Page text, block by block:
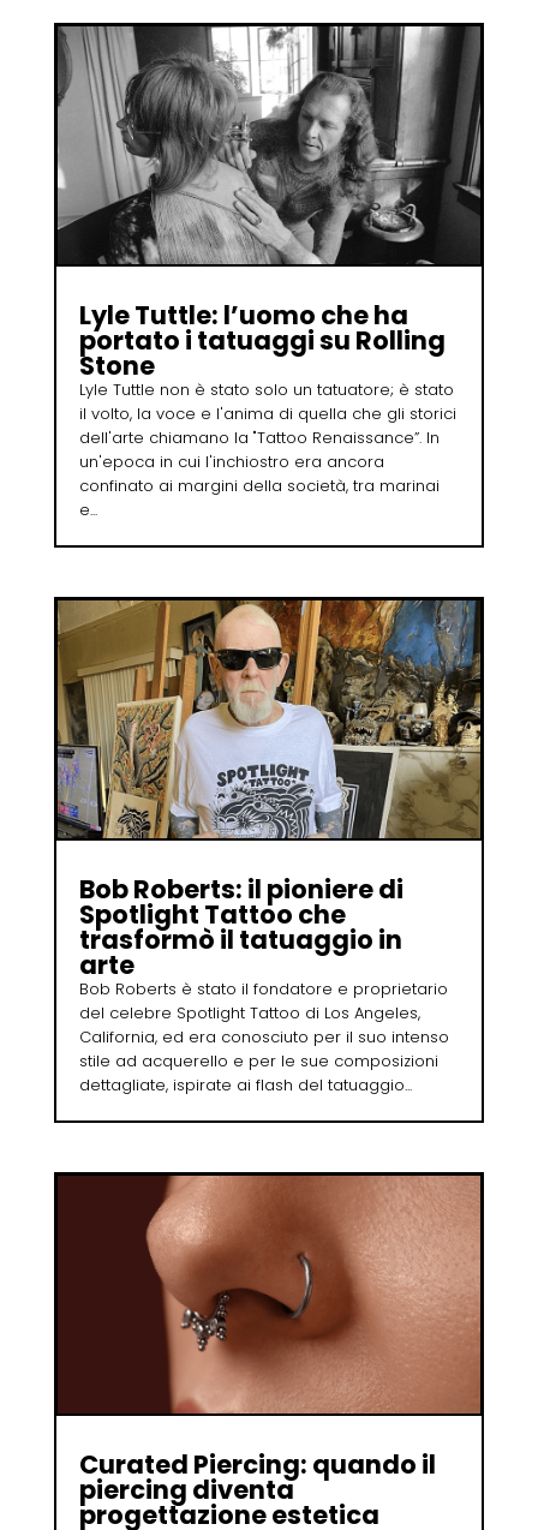
Lyle Tuttle: l’uomo che ha
portato i tatuaggi su Rolling
Stone
Lyle Tuttle non è stato solo un tatuatore; è stato
il volto, la voce e l'anima di quella che gli storici
dell'arte chiamano la "Tattoo Renaissance”. In
un'epoca in cui l'inchiostro era ancora
confinato ai margini della società, tra marinai
e...
Bob Roberts: il pioniere di
Spotlight Tattoo che
trasformò il tatuaggio in
arte
Bob Roberts è stato il fondatore e proprietario
del celebre Spotlight Tattoo di Los Angeles,
California, ed era conosciuto per il suo intenso
stile ad acquerello e per le sue composizioni
dettagliate, ispirate ai flash del tatuaggio...
Curated Piercing: quando il
piercing diventa
progettazione estetica